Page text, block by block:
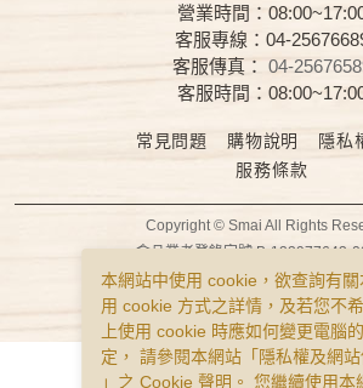
營業時間：
客服專線：04-
客服傳真： 04-
客服時間：
常見問題 購物說明
隱私
服務條款
Copyright © Smai All Rights
食品業者登錄字號 B-122977643-
本網站中使用 cookie，欲查詢有
用 cookie 方式之詳情，及若您不
上使用 cookie 時應如何變更電腦
定， 請參閱本網站「 隱私權及網
」之 Cookie 聲明。 您繼續使用本